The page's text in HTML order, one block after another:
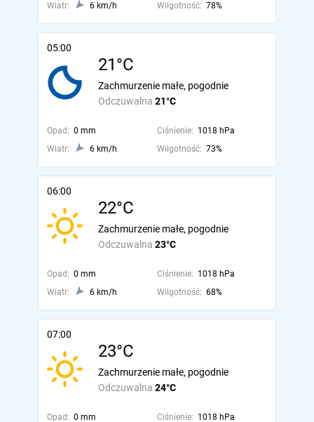
Wiatr:
6 km/h Wilgotność: 78%
05:00
21°C
Odczuwalna 21°C
Zachmurzenie małe, pogodnie
Opad: 0 mm Ciśnienie: 1018 hPa
Wiatr:
6 km/h Wilgotność: 73%
06:00
22°C
Odczuwalna 23°C
Zachmurzenie małe, pogodnie
Opad: 0 mm Ciśnienie: 1018 hPa
Wiatr:
6 km/h Wilgotność: 68%
07:00
23°C
Odczuwalna 24°C
Zachmurzenie małe, pogodnie
Opad: 0 mm Ciśnienie: 1018 hPa